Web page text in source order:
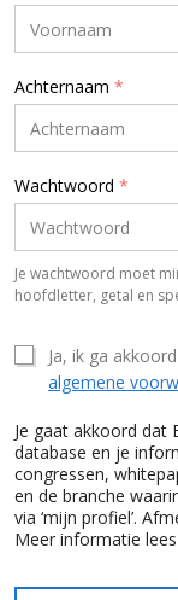
Achternaam *
Wachtwoord *
Je wachtwoord moet
hoofdletter, getal en
Ja, ik ga
algemene
Je gaat akkoord dat
database en je
congressen,
en de branche
via ‘mijn profiel’.
Meer informatie